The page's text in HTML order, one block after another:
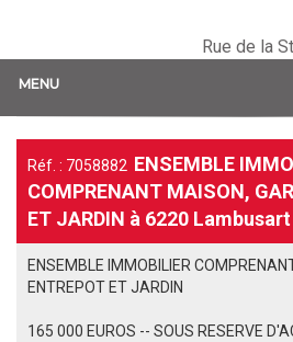
Rue de la
MENU
Réf. : 7058882 ENSEMBLE
COMPRENANT MAISON,
ET JARDIN à 6220 Lambusart
ENSEMBLE IMMOBILIER
ENTREPOT ET JARDIN
165 000 EUROS -- SOUS RESERVE